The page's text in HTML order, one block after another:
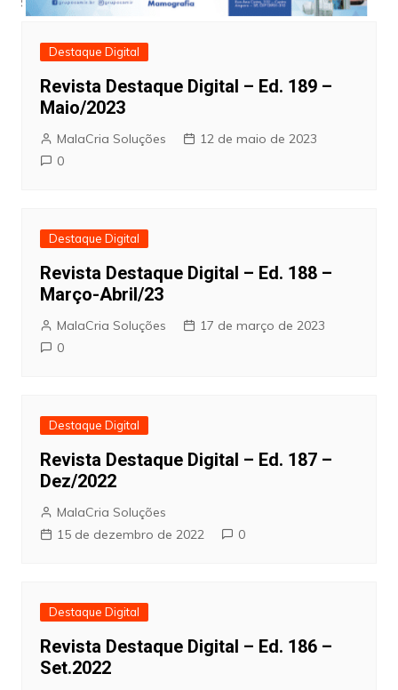
Destaque Digital
Revista Destaque Digital – Ed. 189 –
Maio/2023
MalaCria Soluções
12 de maio de 2023
0
Destaque Digital
Revista Destaque Digital – Ed. 188 –
Março-Abril/23
MalaCria Soluções
17 de março de 2023
0
Destaque Digital
Revista Destaque Digital – Ed. 187 –
Dez/2022
MalaCria Soluções
15 de dezembro de 2022
0
Destaque Digital
Revista Destaque Digital – Ed. 186 –
Set.2022